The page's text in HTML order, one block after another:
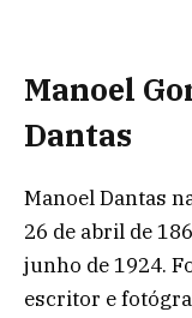
Manoel
Dantas
Manoel Dantas
26 de abril de
junho de 1924.
escritor e